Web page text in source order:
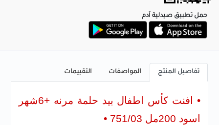
حمل تطبيق صيدلية آدم
تفاصيل المنتج المواصفات التقييمات
• افنت كأس اطفال بيد حلمة مرنه +6شهر
اسود 200مل 751/03 •